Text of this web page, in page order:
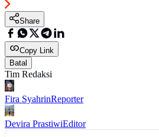
Share
Copy Link
Batal
Tim Redaksi
Fira SyahrinReporter
Devira PrastiwiEditor